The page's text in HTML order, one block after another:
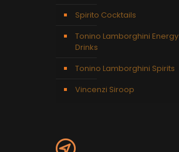
Spirito Cocktails
Tonino Lamborghini Energy
Drinks
Tonino Lamborghini Spirits
Vincenzi Siroop